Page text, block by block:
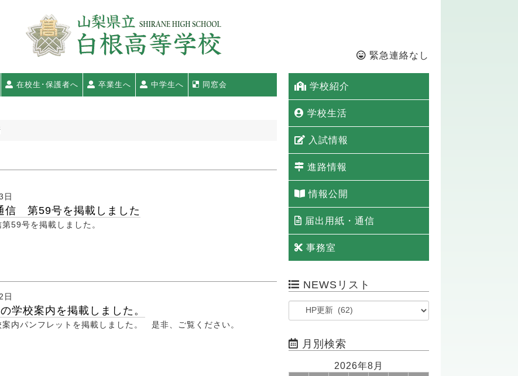
緊急連絡なし
在校生･保護者へ 卒業生へ 中学生へ 同窓会
日
信 第59号を掲載しました
第59号を掲載しました。
日
学校案内を掲載しました。
案内パンフレットを掲載しました。 是非、ご覧ください。
学校紹介
学校生活
入試情報
進路情報
情報公開
届出用紙・通信
事務室
NEWSリスト
月別検索
2026年8月